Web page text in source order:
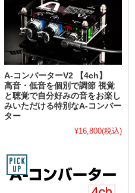
A-コンバーターV2 【4ch】
高音・低音を個別で調節 視覚
と聴覚で自分好みの音をお楽し
みいただける特別なA-コンバー
ター
¥16,800(税込)